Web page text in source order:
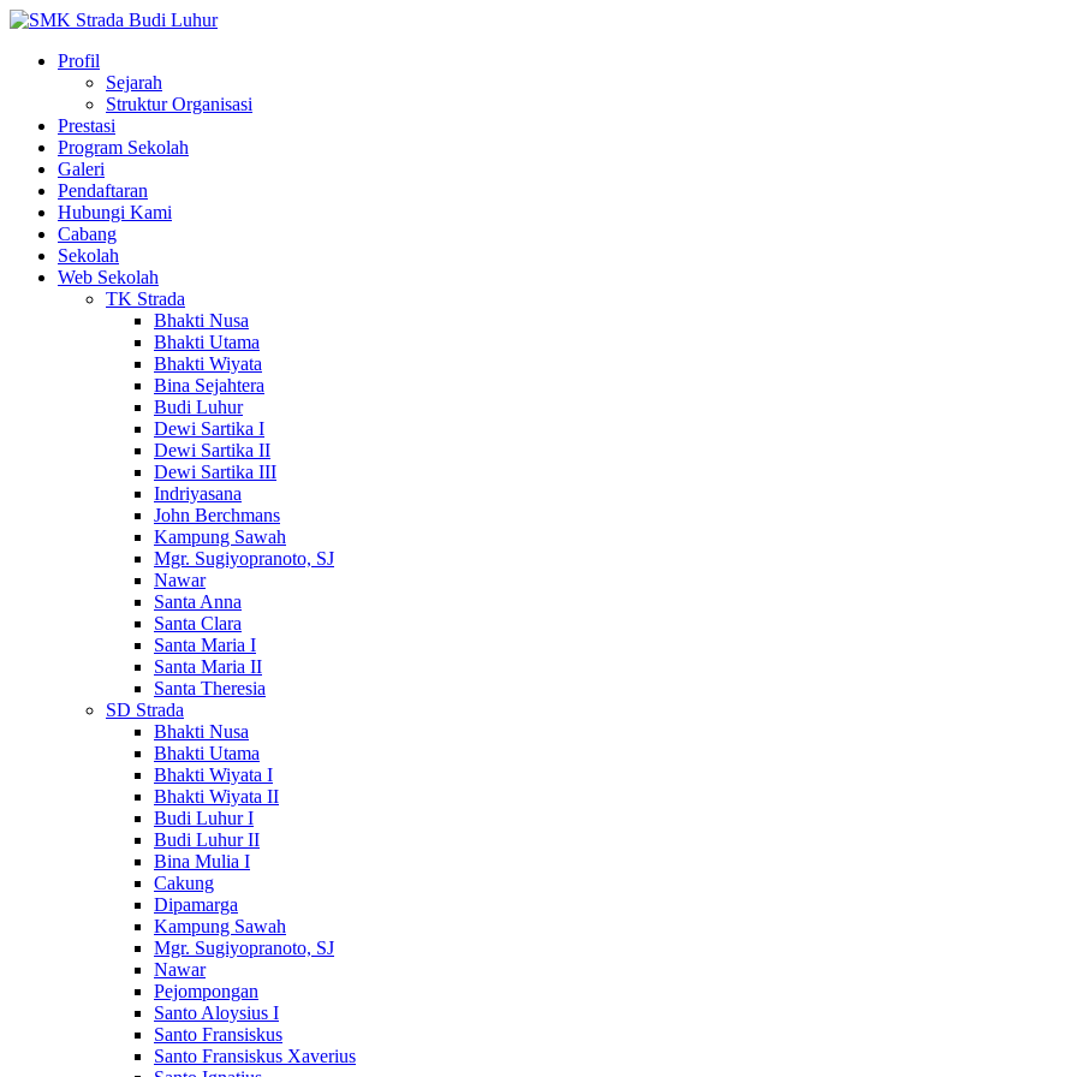
Profil
Sejarah
Struktur Organisasi
Prestasi
Program Sekolah
Galeri
Pendaftaran
Hubungi Kami
Cabang
Sekolah
Web Sekolah
TK Strada
Bhakti Nusa
Bhakti Utama
Bhakti Wiyata
Bina Sejahtera
Budi Luhur
Dewi Sartika I
Dewi Sartika II
Dewi Sartika III
Indriyasana
John Berchmans
Kampung Sawah
Mgr. Sugiyopranoto, SJ
Nawar
Santa Anna
Santa Clara
Santa Maria I
Santa Maria II
Santa Theresia
SD Strada
Bhakti Nusa
Bhakti Utama
Bhakti Wiyata I
Bhakti Wiyata II
Budi Luhur I
Budi Luhur II
Bina Mulia I
Cakung
Dipamarga
Kampung Sawah
Mgr. Sugiyopranoto, SJ
Nawar
Pejompongan
Santo Aloysius I
Santo Fransiskus
Santo Fransiskus Xaverius